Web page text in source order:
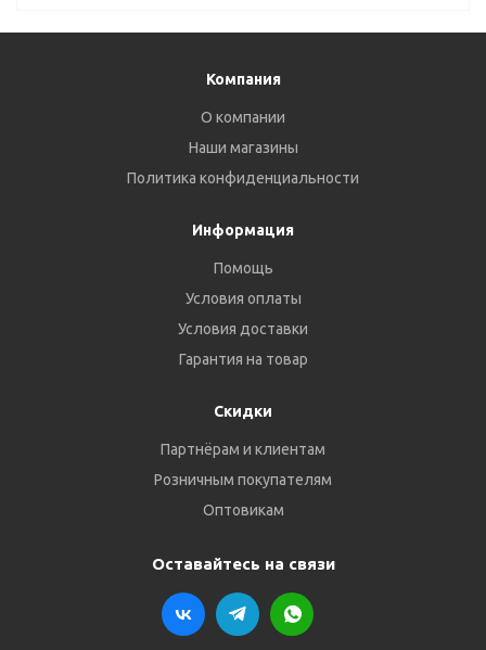
Компания
О компании
Наши магазины
Политика конфиденциальности
Информация
Помощь
Условия оплаты
Условия доставки
Гарантия на товар
Скидки
Партнёрам и клиентам
Розничным покупателям
Оптовикам
Оставайтесь на связи